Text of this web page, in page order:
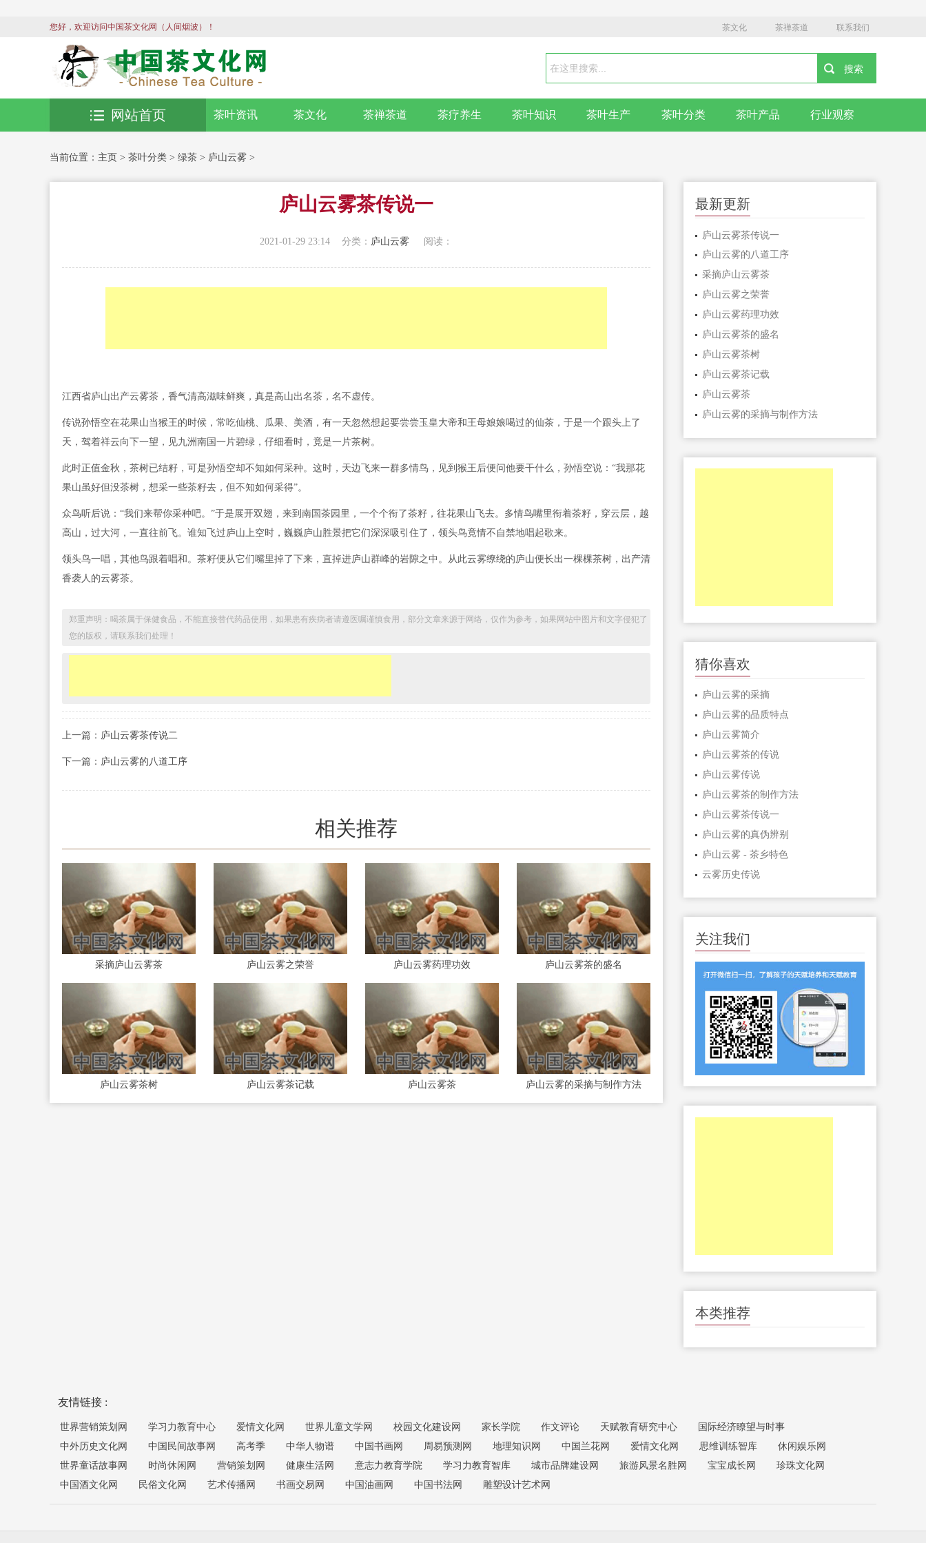
您好，欢迎访问中国茶文化网（人间烟波）！ 茶文化 茶禅茶道 联系我们
茶叶资讯 茶文化 茶禅茶道 茶疗养生 茶叶知识 茶叶生产 茶叶分类 茶叶产品 行业观察
网站首页
当前位置： 主页 > 茶叶分类 > 绿茶 > 庐山云雾 >
庐山云雾茶传说一
2021-01-29 23:14 分类： 庐山云雾 阅读：
江西省庐山出产云雾茶，香气清高滋味鲜爽，真是高山出名茶，名不虚传。
传说孙悟空在花果山当猴王的时候，常吃仙桃、瓜果、美酒，有一天忽然想起要尝尝玉皇大帝和王母娘娘喝过的仙茶，于是一个跟头上了
天，驾着祥云向下一望，见九洲南国一片碧绿，仔细看时，竟是一片茶树。
此时正值金秋，茶树已结籽，可是孙悟空却不知如何采种。这时，天边飞来一群多情鸟，见到猴王后便问他要干什么，孙悟空说：“我那花
果山虽好但没茶树，想采一些茶籽去，但不知如何采得”。
众鸟听后说：“我们来帮你采种吧。”于是展开双翅，来到南国茶园里，一个个衔了茶籽，往花果山飞去。多情鸟嘴里衔着茶籽，穿云层，越
高山，过大河，一直往前飞。谁知飞过庐山上空时，巍巍庐山胜景把它们深深吸引住了，领头鸟竟情不自禁地唱起歌来。
领头鸟一唱，其他鸟跟着唱和。茶籽便从它们嘴里掉了下来，直掉进庐山群峰的岩隙之中。从此云雾缭绕的庐山便长出一棵棵茶树，出产清
香袭人的云雾茶。
郑重声明：喝茶属于保健食品，不能直接替代药品使用，如果患有疾病者请遵医嘱谨慎食用，部分文章来源于网络，仅作为参考，如果网站中图片和文字侵犯了
您的版权，请联系我们处理！
上一篇： 庐山云雾茶传说二
下一篇： 庐山云雾的八道工序
相关推荐
采摘庐山云雾茶 庐山云雾之荣誉 庐山云雾药理功效 庐山云雾茶的盛名
庐山云雾茶树 庐山云雾茶记载 庐山云雾茶 庐山云雾的采摘与制作方法
最新更新
庐山云雾茶传说一
庐山云雾的八道工序
采摘庐山云雾茶
庐山云雾之荣誉
庐山云雾药理功效
庐山云雾茶的盛名
庐山云雾茶树
庐山云雾茶记载
庐山云雾茶
庐山云雾的采摘与制作方法
猜你喜欢
庐山云雾的采摘
庐山云雾的品质特点
庐山云雾简介
庐山云雾茶的传说
庐山云雾传说
庐山云雾茶的制作方法
庐山云雾茶传说一
庐山云雾的真伪辨别
庐山云雾 - 茶乡特色
云雾历史传说
关注我们
本类推荐
友情链接 :
世界营销策划网 学习力教育中心 爱情文化网 世界儿童文学网 校园文化建设网 家长学院 作文评论 天赋教育研究中心
国际经济瞭望与时事
中外历史文化网
中国民间故事网 高考季 中华人物谱 中国书画网 周易预测网 地理知识网 中国兰花网 爱情文化网 思维训练智库
休闲娱乐网
世界童话故事网
时尚休闲网 营销策划网 健康生活网 意志力教育学院 学习力教育智库 城市品牌建设网 旅游风景名胜网 宝宝成长网
珍珠文化网
中国酒文化网
民俗文化网 艺术传播网 书画交易网 中国油画网 中国书法网 雕塑设计艺术网